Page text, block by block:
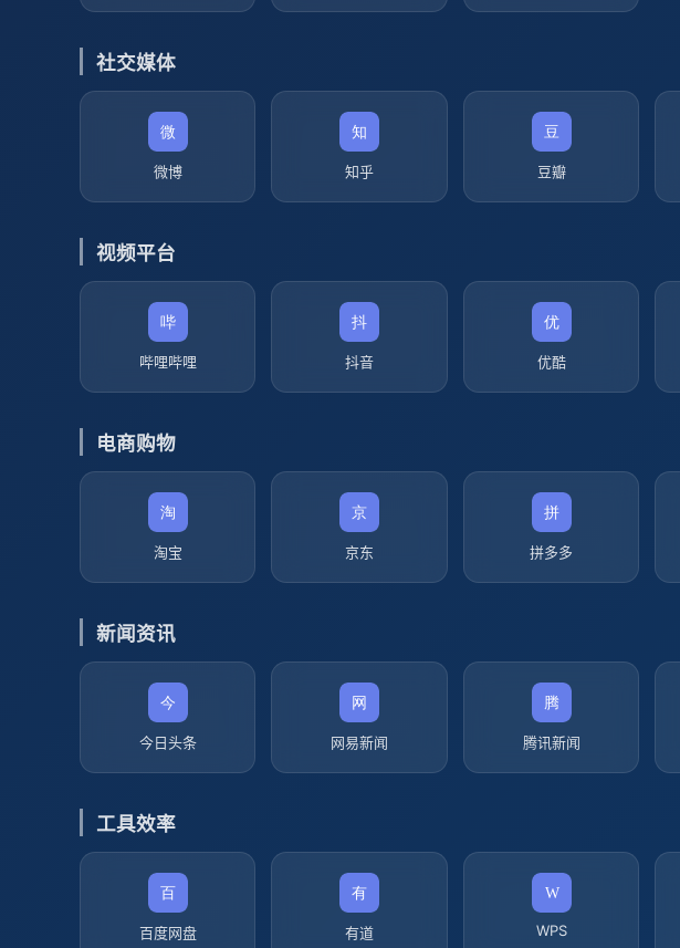
社交媒体
微博 知乎 豆瓣
视频平台
哔哩哔哩 抖音 优酷
电商购物
淘宝 京东 拼多多
新闻资讯
今日头条 网易新闻 腾讯新闻
工具效率
百度网盘 有道 WPS